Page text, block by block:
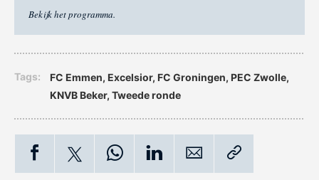
Bekijk het programma.
Tags: FC Emmen, Excelsior, FC Groningen, PEC Zwolle,
KNVB Beker, tweede ronde